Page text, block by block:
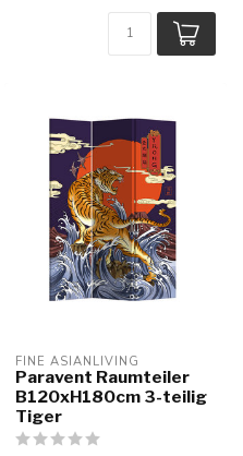
FINE ASIANLIVING
Paravent Raumteiler
B120xH180cm 3-teilig
Tiger